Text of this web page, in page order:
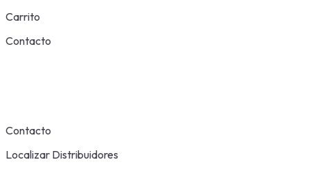
Carrito
Contacto
Contacto
Localizar Distribuidores